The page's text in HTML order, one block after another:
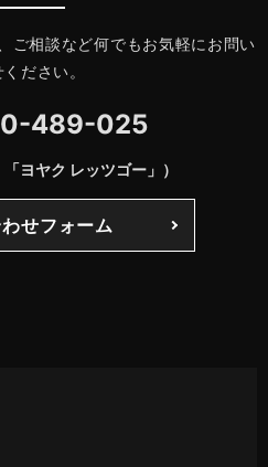
ご相談など何でもお気軽にお問い
ださい。
489-025
ヨヤク レッツゴー」）
せフォーム